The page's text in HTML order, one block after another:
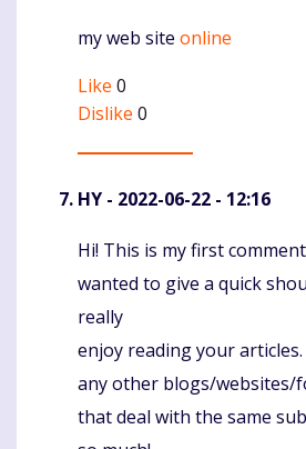
my web site online
Like 0
Dislike 0
HY - 2022-06-22 - 12:16
Komentaras
Hi! This is my first
wanted to give a quick
really
enjoy reading your
any other blogs/websites/
that deal with the same